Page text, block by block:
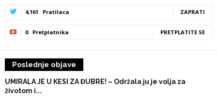
4,161 Pratilaca ZAPRATI
0 Pretplatnika PRETPLATITE SE
Poslednje objave
UMIRALA JE U KESI ZA ĐUBRE! – Održala ju je volja za
životom i...